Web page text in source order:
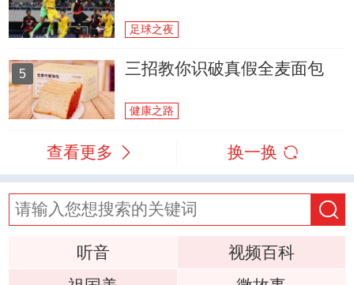
足球之夜
5 三招教你识破真假全麦面包
健康之路
查看更多 换一换
听音
视频百科